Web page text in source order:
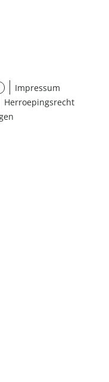
Impressum
Herroepingsrecht